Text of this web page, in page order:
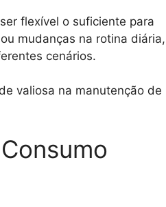
flexível o suficiente para
mudanças na rotina diária,
cenários.
valiosa na manutenção de